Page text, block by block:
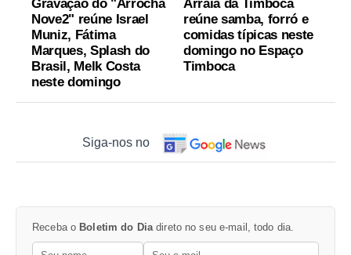
Gravação do "Arrocha
Nove2" reúne Israel
Muniz, Fátima
Marques, Splash do
Brasil, Melk Costa
neste domingo
Arraiá da Timboca
reúne samba, forró e
comidas típicas neste
domingo no Espaço
Timboca
Siga-nos no
Receba o Boletim do Dia direto no seu e-mail, todo dia.